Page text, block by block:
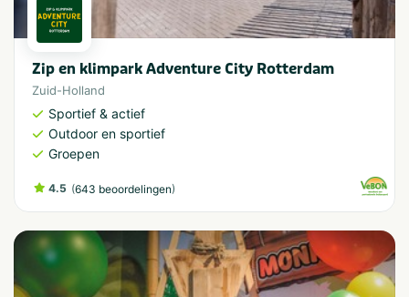
Zip en klimpark Adventure City Rotterdam
Zuid-Holland
Sportief & actief
Outdoor en sportief
Groepen
4.5 (643 beoordelingen)